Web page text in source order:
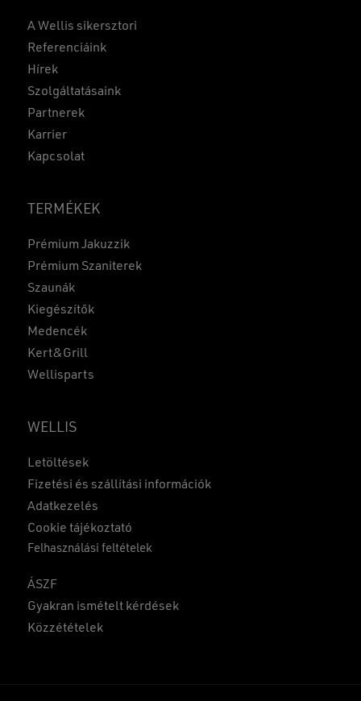
A Wellis sikersztori
Referenciáink
Hírek
Szolgáltatásaink
Partnerek
Karrier
Kapcsolat
TERMÉKEK
Prémium Jakuzzik
Prémium Szaniterek
Szaunák
Kiegészítők
Medencék
Kert&Grill
Wellisparts
WELLIS
Letöltések
Fizetési és szállítási információk
Adatkezelés
Cookie tájékoztató
Felhasználási feltételek
ÁSZF
Gyakran ismételt kérdések
Közzétételek